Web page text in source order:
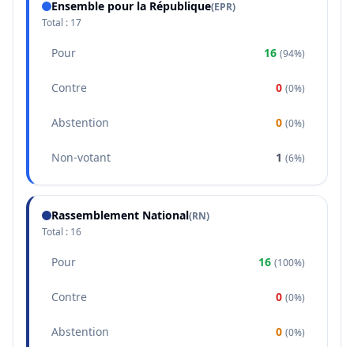
Ensemble pour la République(EPR)
Total : 17
Pour 16 (94%)
Contre 0 (0%)
Abstention 0 (0%)
Non-votant 1 (6%)
Rassemblement National(RN)
Total : 16
Pour 16 (100%)
Contre 0 (0%)
Abstention 0 (0%)